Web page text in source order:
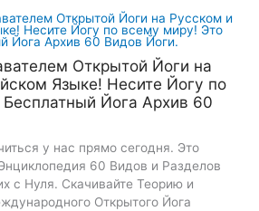
Открытой Йоги на
Языке! Несите Йогу по
Йога Архив 60
у нас прямо сегодня. Это
60 Видов и Разделов
с Нуля. Скачивайте Теорию и
Открытого Йога